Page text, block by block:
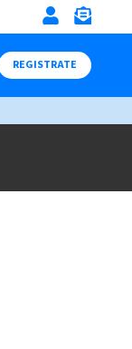
REGISTRATE